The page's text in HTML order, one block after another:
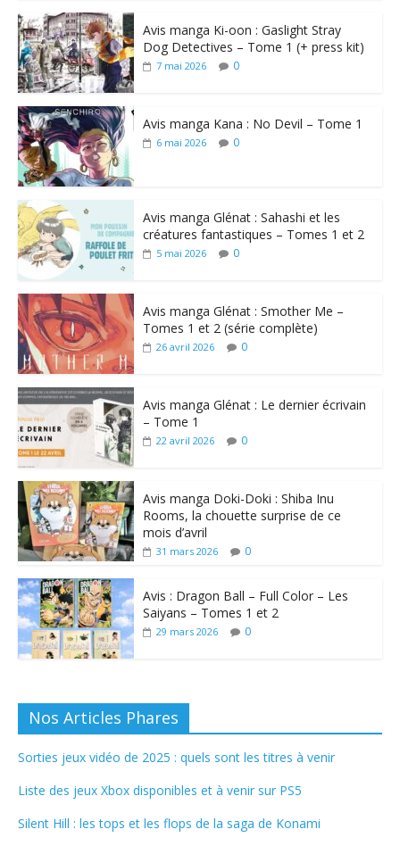
Avis manga Ki-oon : Gaslight Stray
Dog Detectives – Tome 1 (+ press kit)
7 mai 2026 0
Avis manga Kana : No Devil – Tome 1
6 mai 2026 0
Avis manga Glénat : Sahashi et les
créatures fantastiques – Tomes 1 et 2
5 mai 2026 0
Avis manga Glénat : Smother Me –
Tomes 1 et 2 (série complète)
26 avril 2026 0
Avis manga Glénat : Le dernier écrivain
– Tome 1
22 avril 2026 0
Avis manga Doki-Doki : Shiba Inu
Rooms, la chouette surprise de ce
mois d’avril
31 mars 2026 0
Avis : Dragon Ball – Full Color – Les
Saiyans – Tomes 1 et 2
29 mars 2026 0
Nos Articles Phares
Sorties jeux vidéo de 2025 : quels sont les titres à venir
Liste des jeux Xbox disponibles et à venir sur PS5
Silent Hill : les tops et les flops de la saga de Konami